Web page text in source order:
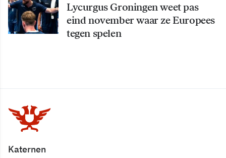
Lycurgus Groningen weet pas
eind november waar ze Europees
tegen spelen
Katernen